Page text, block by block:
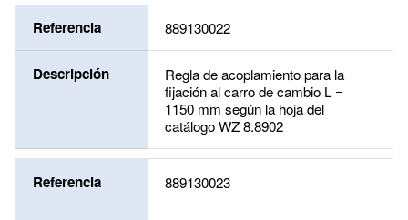
Referencia 889130022
Descripción
Regla de acoplamiento para la
fijación al carro de cambio L =
1150 mm según la hoja del
catálogo WZ 8.8902
Referencia 889130023